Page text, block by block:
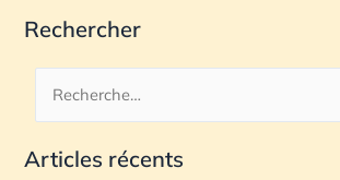
Rechercher
c
Articles récents